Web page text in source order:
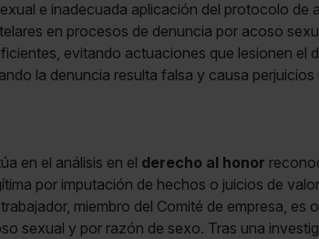
e inadecuada aplicación del protocolo de
en procesos de denuncia por acoso
evitando actuaciones que lesionen el
la denuncia resulta falsa y causa
en el análisis en el derecho al honor
por imputación de hechos o juicios de
miembro del Comité de empresa, es
sexual y por razón de sexo. Tras una